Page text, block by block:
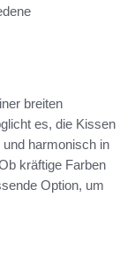
breiten
es, die Kissen
harmonisch in
kräftige Farben
Option, um